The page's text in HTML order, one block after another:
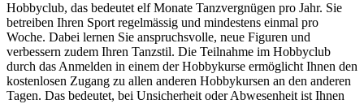
Hobbyclub, das bedeutet elf Monate Tanzvergnügen pro Jahr. Sie
betreiben Ihren Sport regelmässig und mindestens einmal pro
Woche. Dabei lernen Sie anspruchsvolle, neue Figuren und
verbessern zudem Ihren Tanzstil. Die Teilnahme im Hobbyclub
durch das Anmelden in einem der Hobbykurse ermöglicht Ihnen den
kostenlosen Zugang zu allen anderen Hobbykursen an den anderen
Tagen. Das bedeutet, bei Unsicherheit oder Abwesenheit ist Ihnen